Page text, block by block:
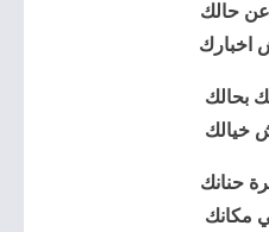
حالك
اخبارك
بحالك
خيالك
حنانك
مكانك